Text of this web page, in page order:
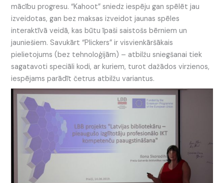
mācību progresu. “Kahoot” sniedz iespēju gan spēlēt jau
izveidotas, gan bez maksas izveidot jaunas spēles
interaktīvā veidā, kas būtu īpaši saistošs bērniem un
jauniešiem. Savukārt “Plickers” ir visvienkāršākais
pielietojums (bez tehnoloģijām) – atbilžu sniegšanai tiek
sagatavoti speciāli kodi, ar kuriem, turot dažādos virzienos,
iespējams parādīt četrus atbilžu variantus.